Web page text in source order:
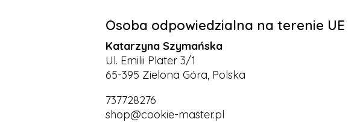
Osoba odpowiedzialna na terenie UE
Katarzyna Szymańska
Ul. Emilii Plater 3/1
65-395 Zielona Góra, Polska
737728276
shop@cookie-master.pl